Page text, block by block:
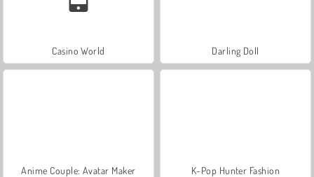
Casino World Darling Doll
Anime Couple: Avatar Maker K-Pop Hunter Fashion